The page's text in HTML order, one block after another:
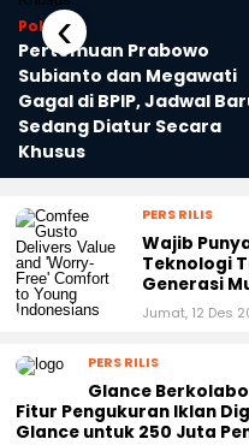
Politik
Pertemuan Prabowo
Subianto dan Megawati
Gagal di BPIP, Jadwal
Sedang Diatur Secara
Khusus
‹
PERS RILIS
Wajib
Teknologi
Generasi
Jumat, 12 Des
PERS RILIS
Glance
Fitur Pengukuran Iklan
Glance untuk 250 Juta